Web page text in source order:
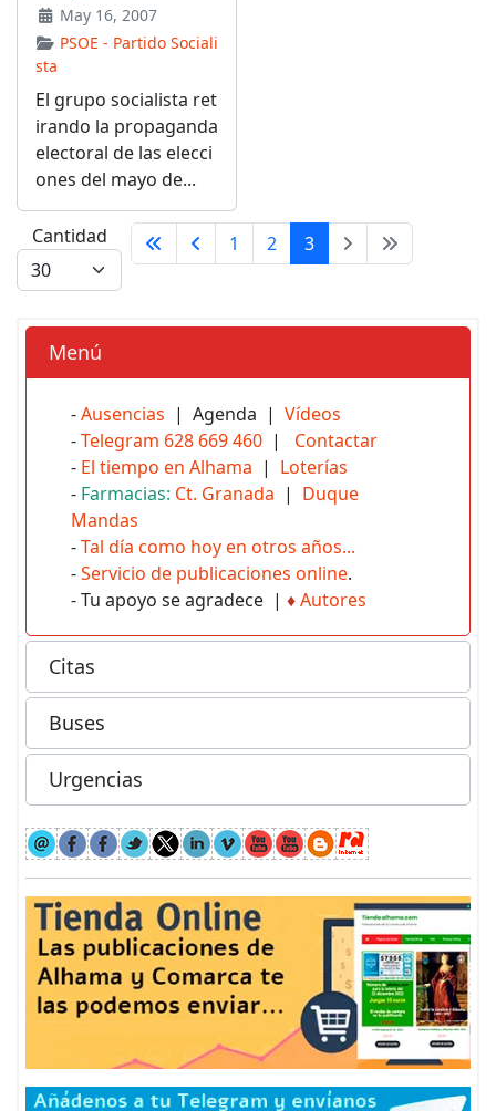
May 16, 2007
PSOE - Partido Sociali
sta
El grupo socialista ret
irando la propaganda
electoral de las elecci
ones del mayo de...
Cantidad 1 2 3
Menú
-Ausencias | Agenda | Vídeos
-Telegram 628 669 460 | Contactar
- El tiempo en Alhama | Loterías
- Farmacias: Ct. Granada | Duque
Mandas
-Tal día como hoy en otros años...
-Servicio de publicaciones online.
- Tu apoyo se agradece | ♦Autores
Citas
Buses
Urgencias